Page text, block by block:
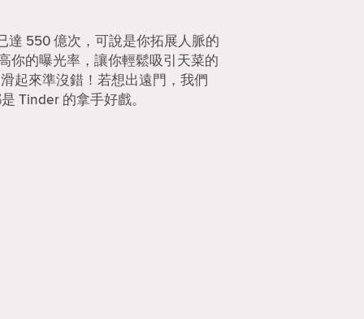
達 550 億次，可說是你拓展人脈的
你的曝光率，讓你輕鬆吸引天菜的
起來準沒錯！若想出遠門，我們
Tinder 的拿手好戲。